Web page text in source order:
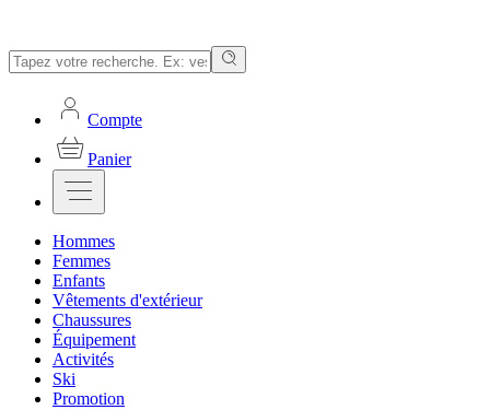
Compte
Panier
Hommes
Femmes
Enfants
Vêtements d'extérieur
Chaussures
Équipement
Activités
Ski
Promotion